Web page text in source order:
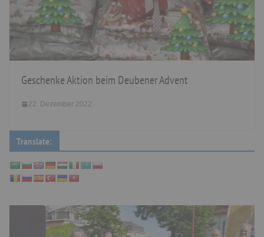
Geschenke Aktion beim Deubener Advent
22. Dezember 2022
Translate: